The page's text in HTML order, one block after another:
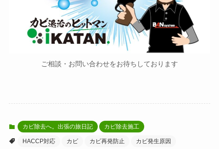
ご相談・お問い合わせをお待ちしております
カビ除去へ。出張の旅日記 カビ除去施工
HACCP対応 カビ カビ再発防止 カビ発生原因